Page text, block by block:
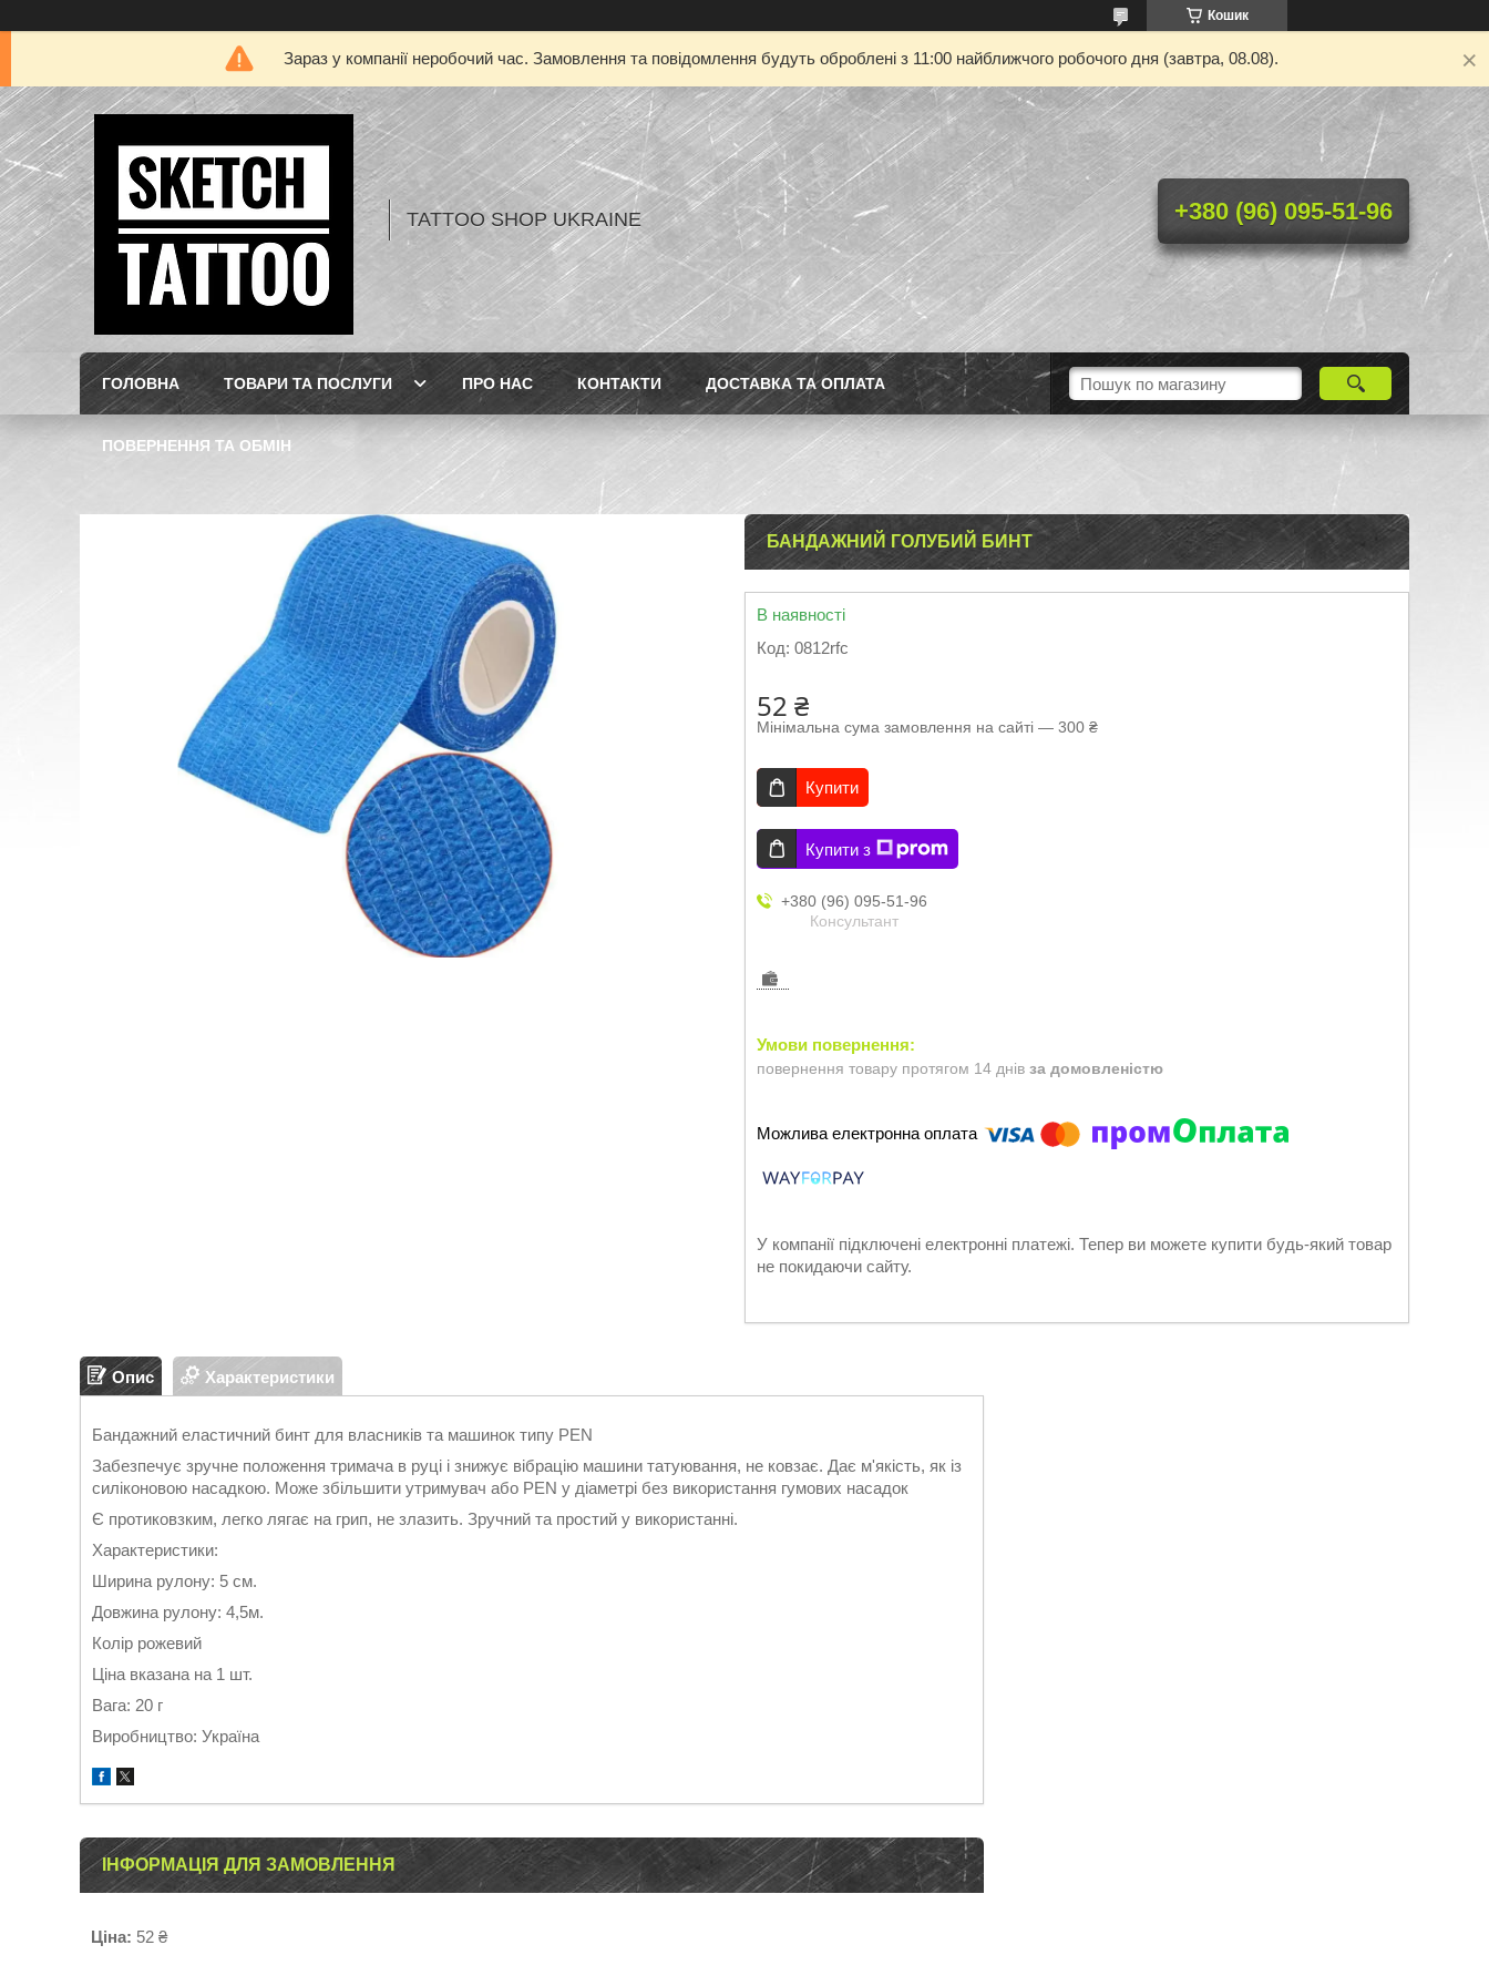
Кошик
Зараз у компанії неробочий час. Замовлення та повідомлення будуть оброблені з 11:00 найближчого робочого дня (завтра, 08.08).
TATTOO SHOP UKRAINE +380 (96) 095-51-96
ГОЛОВНА ТОВАРИ ТА ПОСЛУГИ ПРО НАС КОНТАКТИ ДОСТАВКА ТА ОПЛАТА
ПОВЕРНЕННЯ ТА ОБМІН
БАНДАЖНИЙ ГОЛУБИЙ БИНТ
В наявності
Код: 0812rfc
52 ₴
Мінімальна сума замовлення на сайті — 300 ₴
Купити
Купити з
+380 (96) 095-51-96
Консультант
повернення товару протягом 14 днів за домовленістю
У компанії підключені електронні платежі. Тепер ви можете купити будь-який товар
не покидаючи сайту.
Опис Характеристики
Бандажний еластичний бинт для власників та машинок типу PEN
Забезпечує зручне положення тримача в руці і знижує вібрацію машини татуювання, не ковзає. Дає м'якість, як із
силіконовою насадкою. Може збільшити утримувач або PEN у діаметрі без використання гумових насадок
Є протиковзким, легко лягає на грип, не злазить. Зручний та простий у використанні.
Характеристики:
Ширина рулону: 5 см.
Довжина рулону: 4,5м.
Колір рожевий
Ціна вказана на 1 шт.
Вага: 20 г
Виробництво: Україна
ІНФОРМАЦІЯ ДЛЯ ЗАМОВЛЕННЯ
Ціна: 52 ₴